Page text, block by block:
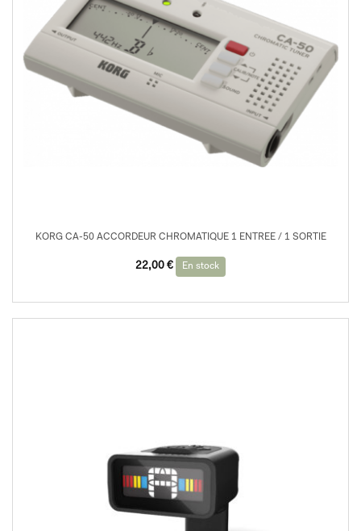
KORG CA-50 ACCORDEUR CHROMATIQUE 1 ENTREE / 1 SORTIE
22,00 € En stock